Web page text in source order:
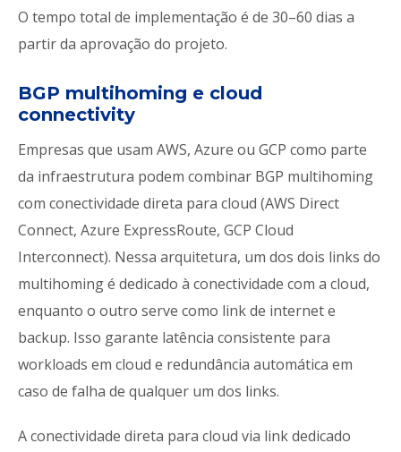
O tempo total de implementação é de 30–60 dias a
partir da aprovação do projeto.
BGP multihoming e cloud
connectivity
Empresas que usam AWS, Azure ou GCP como parte
da infraestrutura podem combinar BGP multihoming
com conectividade direta para cloud (AWS Direct
Connect, Azure ExpressRoute, GCP Cloud
Interconnect). Nessa arquitetura, um dos dois links do
multihoming é dedicado à conectividade com a cloud,
enquanto o outro serve como link de internet e
backup. Isso garante latência consistente para
workloads em cloud e redundância automática em
caso de falha de qualquer um dos links.
A conectividade direta para cloud via link dedicado